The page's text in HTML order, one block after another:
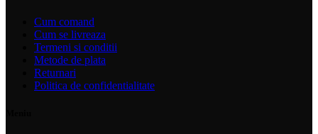
Cum comand
Cum se livreaza
Termeni si conditii
Metode de plata
Returnari
Politica de confidentialitate